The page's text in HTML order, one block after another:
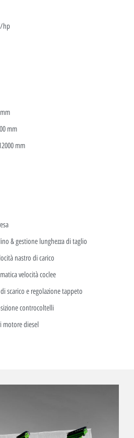
hp
mm
mm
& gestione lunghezza di taglio
nastro di carico
velocità coclee
scarico e regolazione tappeto
controcoltelli
motore diesel